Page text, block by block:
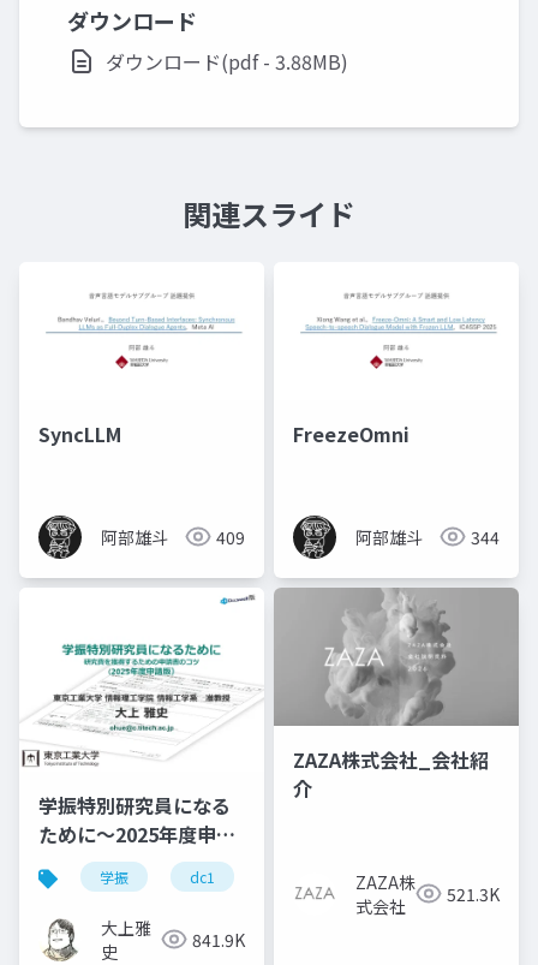
ダウンロード
ダウンロード(pdf - 3.88MB)
関連スライド
SyncLLM
阿部雄斗 409
FreezeOmni
阿部雄斗 344
学振特別研究員になる
ために～2025年度申請
版
学振 dc1 jsps
大上雅
史
841.9K
ZAZA株式会社_会社紹
介
ZAZA株
式会社
521.3K